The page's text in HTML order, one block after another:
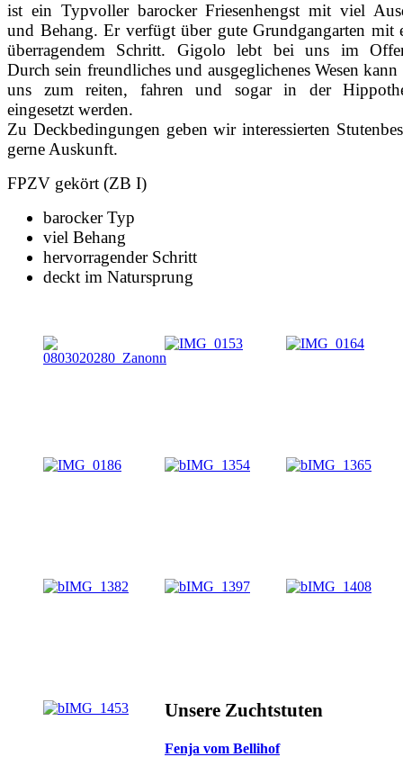
ist ein Typvoller barocker Friesenhengst mit viel
und Behang. Er verfügt über gute Grundgangarten mit
überragendem Schritt. Gigolo lebt bei uns im
Durch sein freundliches und ausgeglichenes Wesen kann
uns zum reiten, fahren und sogar in der
eingesetzt werden.
Zu Deckbedingungen geben wir interessierten
gerne Auskunft.
FPZV gekört (ZB I)
barocker Typ
viel Behang
hervorragender Schritt
deckt im Natursprung
Unsere Zuchtstuten
Fenja vom Bellihof